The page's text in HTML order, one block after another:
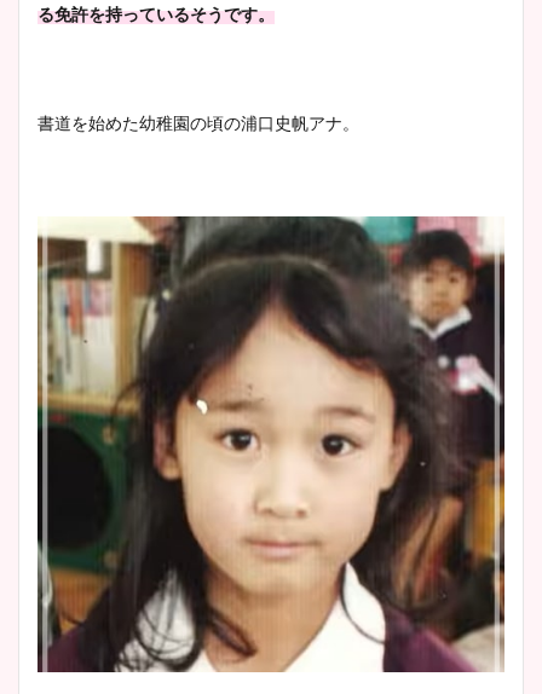
る免許を持っているそうです。
書道を始めた幼稚園の頃の浦口史帆アナ。